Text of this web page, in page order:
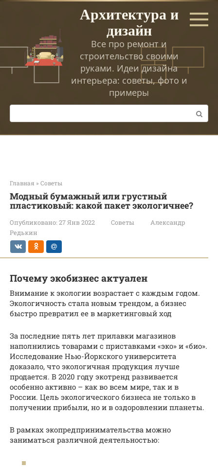
Перейти
Архитектура и
дизайн
Все про ремонт и
строительство своими
руками. Идеи дизайна
интерьера: советы, фото и
примеры
Поиск:
Главная » Советы
Модный бумажный или грустный
пластиковый: какой пакет экологичнее?
Опубликовано: 27 Янв 2022 Советы
Александр
Редькин
Почему экобизнес актуален
Внимание к экологии возрастает с каждым годом.
Экологичность стала новым трендом, а бизнес
быстро превратил ее в маркетинговый ход
За последние пять лет прилавки магазинов
наполнились товарами с приставками «эко» и «био».
Исследование Нью-Йоркского университета
доказало, что экологичная продукция лучше
продается. В 2020 году экотренд развивается
особенно активно – как во всем мире, так и в
России. Цель экологического бизнеса не только в
получении прибыли, но и в оздоровлении планеты.
В рамках экопредпринимательства можно
заниматься различной деятельностью: